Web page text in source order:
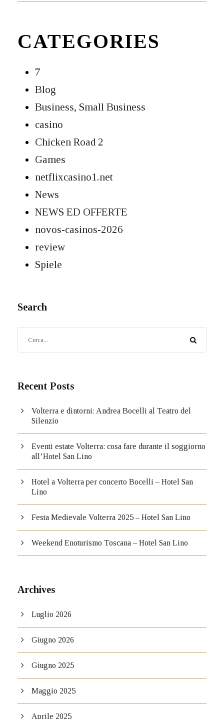
CATEGORIES
7
Blog
Business, Small Business
casino
Chicken Road 2
Games
netflixcasino1.net
News
NEWS ED OFFERTE
novos-casinos-2026
review
Spiele
Search
Recent Posts
Volterra e dintorni: Andrea Bocelli al Teatro del
Silenzio
Eventi estate Volterra: cosa fare durante il soggiorno
all’Hotel San Lino
Hotel a Volterra per concerto Bocelli – Hotel San
Lino
Festa Medievale Volterra 2025 – Hotel San Lino
Weekend Enoturismo Toscana – Hotel San Lino
Archives
Luglio 2026
Giugno 2026
Giugno 2025
Maggio 2025
Aprile 2025